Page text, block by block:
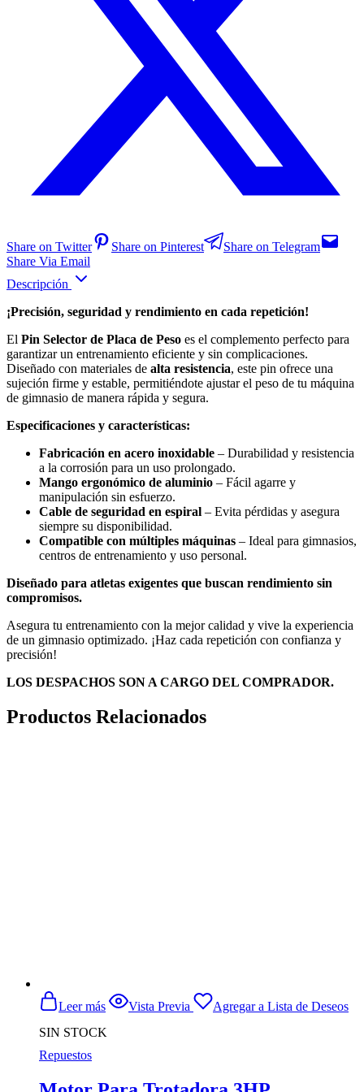
Share on Twitter Share on Pinterest
Share on Telegram
Share Via Email
Descripción
¡Precisión, seguridad y rendimiento en cada repetición!
El Pin Selector de Placa de Peso es el complemento perfecto para
garantizar un entrenamiento eficiente y sin complicaciones.
Diseñado con materiales de alta resistencia, este pin ofrece una
sujeción firme y estable, permitiéndote ajustar el peso de tu máquina
de gimnasio de manera rápida y segura.
Especificaciones y características:
Fabricación en acero inoxidable – Durabilidad y resistencia
a la corrosión para un uso prolongado.
Mango ergonómico de aluminio – Fácil agarre y
manipulación sin esfuerzo.
Cable de seguridad en espiral – Evita pérdidas y asegura
siempre su disponibilidad.
Compatible con múltiples máquinas – Ideal para gimnasios,
centros de entrenamiento y uso personal.
Diseñado para atletas exigentes que buscan rendimiento sin
compromisos.
Asegura tu entrenamiento con la mejor calidad y vive la experiencia
de un gimnasio optimizado. ¡Haz cada repetición con confianza y
precisión!
LOS DESPACHOS SON A CARGO DEL COMPRADOR.
Productos Relacionados
SIN STOCK
Leer más Vista Previa Agregar a Lista de Deseos
Repuestos